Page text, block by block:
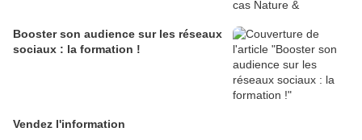
Booster son audience sur les réseaux
sociaux : la formation !
Vendez l'information